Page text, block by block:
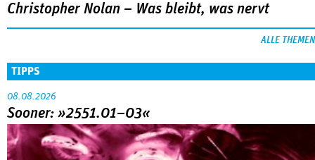
Christopher Nolan – Was bleibt, was nervt
ALLE THEMEN
TIPPS
08.08.2026
Sooner: »2551.01–03«